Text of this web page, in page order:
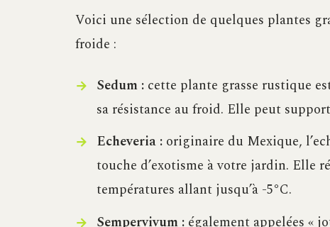
Voici une sélection de quelques plantes
froide :
Sedum :cette plante grasse rustique
sa résistance au froid. Elle peut
Echeveria :originaire du Mexique,
touche d’exotisme à votre jardin. Elle
températures allant jusqu’à -5°C.
Sempervivum :également appelées «